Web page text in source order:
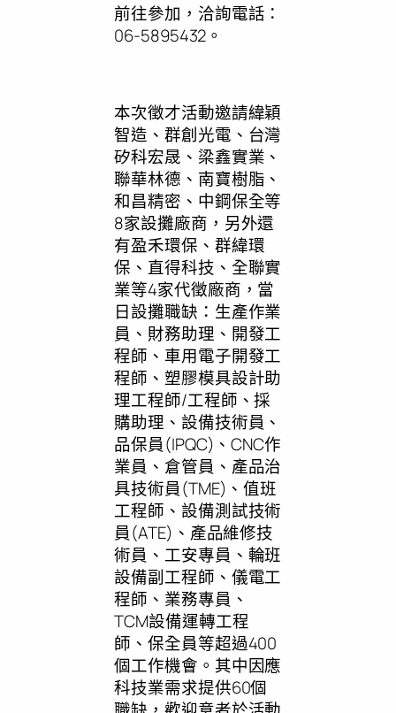
前往參加，洽詢電話：
06-5895432。
本次徵才活動邀請緯穎
智造、群創光電、台灣
矽科宏晟、梁鑫實業、
聯華林德、南寶樹脂、
和昌精密、中鋼保全等
8家設攤廠商，另外還
有盈禾環保、群緯環
保、直得科技、全聯實
業等4家代徵廠商，當
日設攤職缺：生產作業
員、財務助理、開發工
程師、車用電子開發工
程師、塑膠模具設計助
理工程師/工程師、採
購助理、設備技術員、
品保員(IPQC)、CNC作
業員、倉管員、產品治
具技術員(TME)、值班
工程師、設備測試技術
員(ATE)、產品維修技
術員、工安專員、輪班
設備副工程師、儀電工
程師、業務專員、
TCM設備運轉工程
師、保全員等超過400
個工作機會。其中因應
科技業需求提供60個